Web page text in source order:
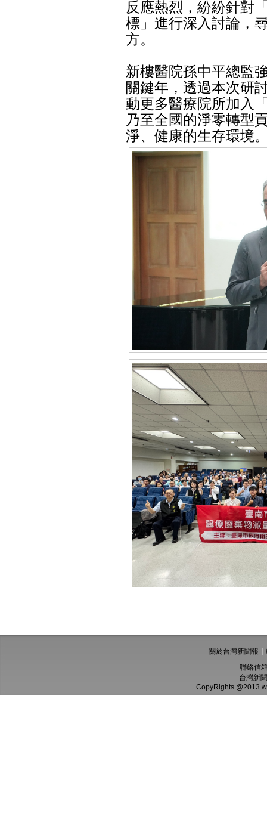
反應熱烈，紛紛針對
標」進行深入討論，
方。
新樓醫院孫中平總監
關鍵年，透過本次研
動更多醫療院所加入
乃至全國的淨零轉型
淨、健康的生存環境